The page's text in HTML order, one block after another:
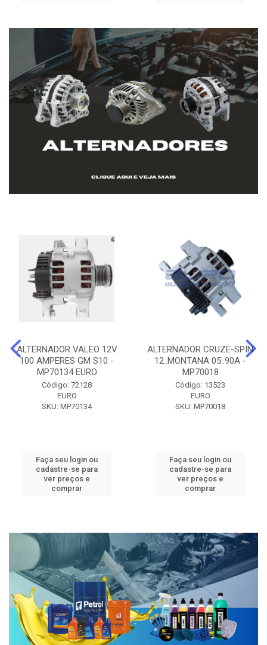
ALTERNADOR VALEO 12V
100 AMPERES GM S10 -
MP70134 EURO
Código: 72128
EURO
SKU: MP70134
Faça seu login ou
cadastre-se para
ver preços e
comprar
ALTERNADOR CRUZE-SPIN
12..MONTANA 05..90A -
MP70018
Código: 13523
EURO
SKU: MP70018
Faça seu login ou
cadastre-se para
ver preços e
comprar